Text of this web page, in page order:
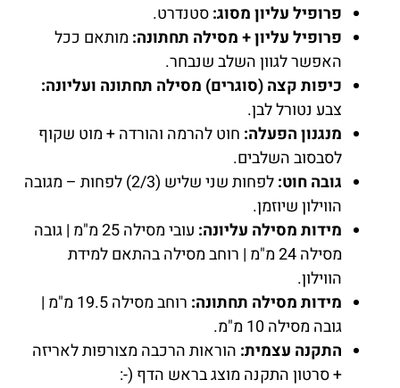
פרופיל עליון מסוג:סטנדרט.
פרופיל עליון + מסילה תחתונה: מותאם ככל
האפשר לגוון השלב שנבחר.
כיפות קצה (סוגרים) מסילה תחתונה ועליונה:
צבע נטורל לבן.
מנגנון הפעלה: חוט להרמה והורדה + מוט שקוף
לסבסוב השלבים.
גובה חוט:
לפחות שני שליש (2/3) לפחות – מגובה
הווילון שיוזמן.
מידות מסילה עליונה:
עובי מסילה 25 מ"מ | גובה
מסילה 24 מ"מ | רוחב מסילה בהתאם למידת
הווילון.
מידות מסילה תחתונה:
רוחב מסילה 19.5 מ"מ |
גובה מסילה 10 מ"מ.
התקנה עצמית: הוראות הרכבה מצורפות לאריזה
+ סרטון התקנה מוצג בראש הדף (-: